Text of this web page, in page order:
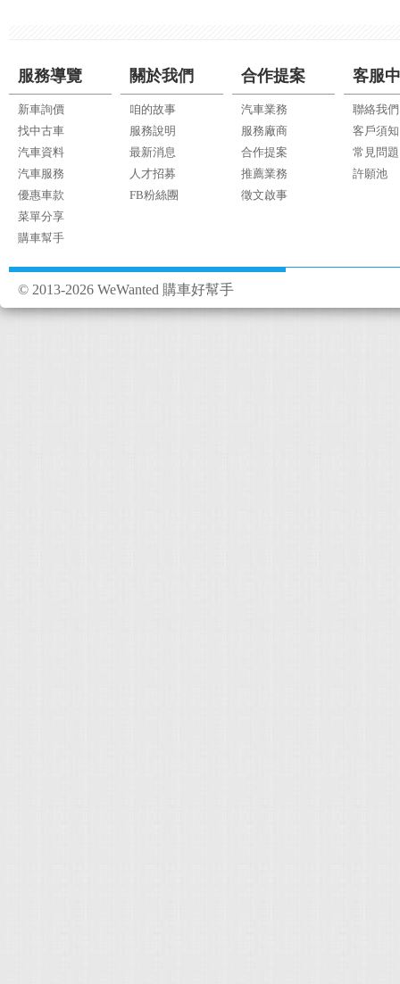
服務導覽
新車詢價
找中古車
汽車資料
汽車服務
優惠車款
菜單分享
購車幫手
關於我們
咱的故事
服務說明
最新消息
人才招募
FB粉絲團
合作提案
汽車業務
服務廠商
合作提案
推薦業務
徵文啟事
客服
聯絡我們
客戶須知
常見問題
許願池
© 2013-2026 WeWanted 購車好幫手